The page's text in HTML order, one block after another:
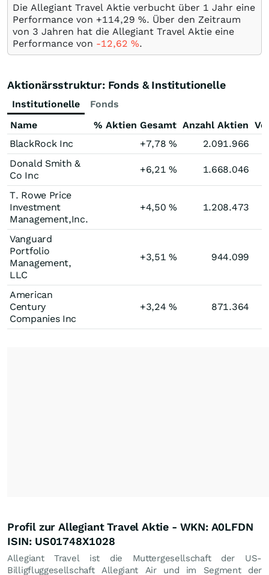
Die Allegiant Travel Aktie verbucht über 1 Jahr eine
Performance von +114,29 %. Über den Zeitraum
von 3 Jahren hat die Allegiant Travel Aktie eine
Performance von -12,62 %.
Aktionärsstruktur: Fonds & Institutionelle
Institutionelle
Fonds
Name
% Aktien Gesamt Anzahl Aktien
BlackRock Inc
+7,78%
2.091.966
Donald Smith &
Co Inc
+6,21% 1.668.046
T. Rowe Price
Investment
Management,Inc.
+4,50% 1.208.473
Vanguard
Portfolio
Management,
LLC
+3,51% 944.099
American
Century
Companies Inc
+3,24% 871.364
Profil zur Allegiant Travel Aktie - WKN: A0LFDN
ISIN: US01748X1028
Allegiant Travel ist die Muttergesellschaft der US-
Billigfluggesellschaft Allegiant Air und im Segment der